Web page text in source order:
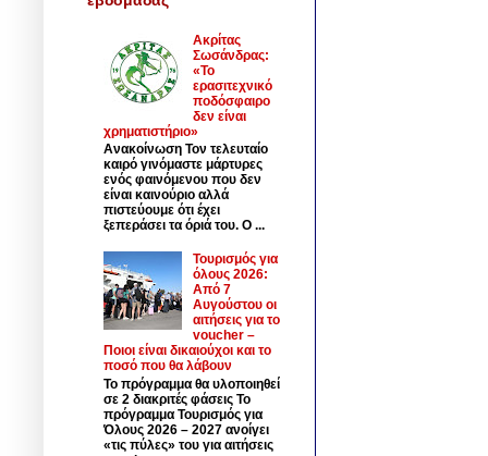
Ακρίτας
Σωσάνδρας:
«Το
ερασιτεχνικό
ποδόσφαιρο
δεν είναι
χρηματιστήριο»
Ανακοίνωση Τον τελευταίο
καιρό γινόμαστε μάρτυρες
ενός φαινόμενου που δεν
είναι καινούριο αλλά
πιστεύουμε ότι έχει
ξεπεράσει τα όριά του. Ο ...
Τουρισμός για
όλους 2026:
Από 7
Αυγούστου οι
αιτήσεις για το
voucher –
Ποιοι είναι δικαιούχοι και το
ποσό που θα λάβουν
Το πρόγραμμα θα υλοποιηθεί
σε 2 διακριτές φάσεις Το
πρόγραμμα Τουρισμός για
Όλους 2026 – 2027 ανοίγει
«τις πύλες» του για αιτήσεις